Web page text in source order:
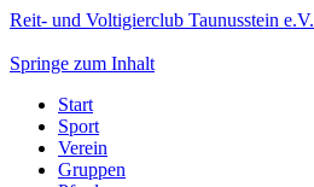
Reit- und Voltigierclub Taunusstein e.V.
Springe zum Inhalt
Start
Sport
Verein
Gruppen